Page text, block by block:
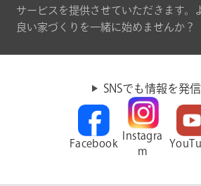
サービスを提供させていただきます。
良い家づくりを一緒に始めませんか？
SNSでも情報を発信
Facebook
Instagra
m